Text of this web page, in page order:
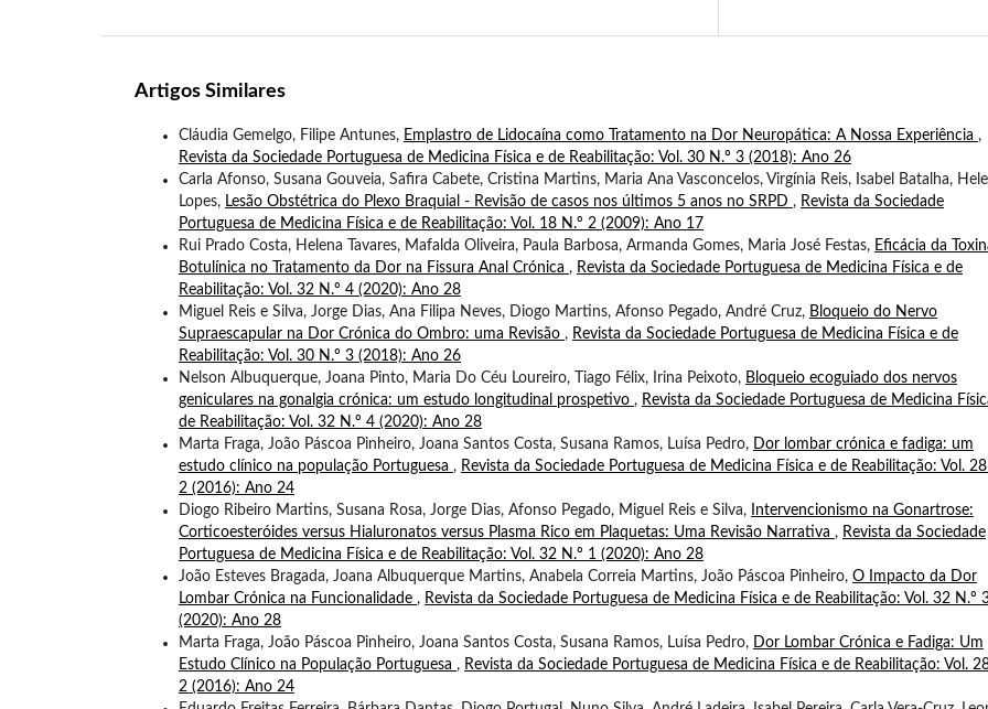
Artigos Similares
Cláudia Gemelgo, Filipe Antunes, Emplastro de Lidocaína como Tratamento na Dor Neuropática: A Nossa Experiência ,
Revista da Sociedade Portuguesa de Medicina Física e de Reabilitação: Vol. 30 N.º 3 (2018): Ano 26
Carla Afonso, Susana Gouveia, Safira Cabete, Cristina Martins, Maria Ana Vasconcelos, Virgínia Reis, Isabel Batalha,
Lopes, Lesão Obstétrica do Plexo Braquial - Revisão de casos nos últimos 5 anos no SRPD , Revista da Sociedade
Portuguesa de Medicina Física e de Reabilitação: Vol. 18 N.º 2 (2009): Ano 17
Rui Prado Costa, Helena Tavares, Mafalda Oliveira, Paula Barbosa, Armanda Gomes, Maria José Festas, Eficácia da
Botulínica no Tratamento da Dor na Fissura Anal Crónica , Revista da Sociedade Portuguesa de Medicina Física e de
Reabilitação: Vol. 32 N.º 4 (2020): Ano 28
Miguel Reis e Silva, Jorge Dias, Ana Filipa Neves, Diogo Martins, Afonso Pegado, André Cruz, Bloqueio do Nervo
Supraescapular na Dor Crónica do Ombro: uma Revisão , Revista da Sociedade Portuguesa de Medicina Física e de
Reabilitação: Vol. 30 N.º 3 (2018): Ano 26
Nelson Albuquerque, Joana Pinto, Maria Do Céu Loureiro, Tiago Félix, Irina Peixoto, Bloqueio ecoguiado dos nervos
geniculares na gonalgia crónica: um estudo longitudinal prospetivo , Revista da Sociedade Portuguesa de Medicina
de Reabilitação: Vol. 32 N.º 4 (2020): Ano 28
Marta Fraga, João Páscoa Pinheiro, Joana Santos Costa, Susana Ramos, Luísa Pedro, Dor lombar crónica e fadiga: um
estudo clínico na população Portuguesa , Revista da Sociedade Portuguesa de Medicina Física e de Reabilitação: Vol. 28
2 (2016): Ano 24
Diogo Ribeiro Martins, Susana Rosa, Jorge Dias, Afonso Pegado, Miguel Reis e Silva,
Intervencionismo na Gonartrose:
Corticoesteróides versus Hialuronatos versus Plasma Rico em Plaquetas: Uma Revisão Narrativa , Revista da Sociedade
Portuguesa de Medicina Física e de Reabilitação: Vol. 32 N.º 1 (2020): Ano 28
João Esteves Bragada, Joana Albuquerque Martins, Anabela Correia Martins, João Páscoa Pinheiro, O Impacto da Dor
Lombar Crónica na Funcionalidade , Revista da Sociedade Portuguesa de Medicina Física e de Reabilitação: Vol. 32 N.º
(2020): Ano 28
Marta Fraga, João Páscoa Pinheiro, Joana Santos Costa, Susana Ramos, Luísa Pedro, Dor Lombar Crónica e Fadiga: Um
Estudo Clínico na População Portuguesa , Revista da Sociedade Portuguesa de Medicina Física e de Reabilitação: Vol.
2 (2016): Ano 24